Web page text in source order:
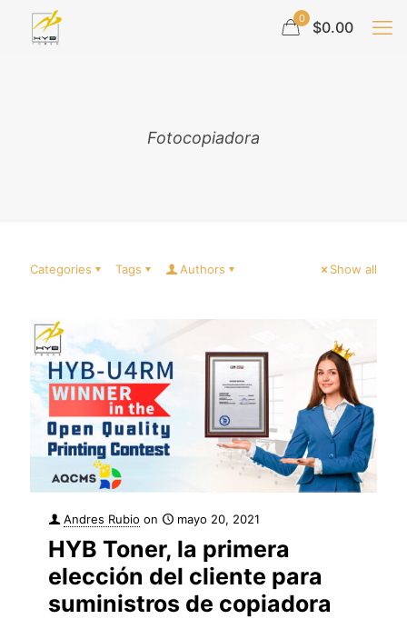
0 $0.00
Fotocopiadora
Categories Tags Authors Show all
Andres Rubio on mayo 20, 2021
HYB Toner, la primera
elección del cliente para
suministros de copiadora